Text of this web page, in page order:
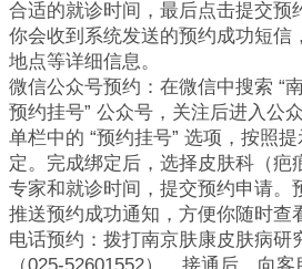
合适的就诊时间，最后点击提交预
你会收到系统发送的预约成功短信
地点等详细信息。
微信公众号预约：在微信中搜索 “
预约挂号” 公众号，关注后进入公
单栏中的 “预约挂号” 选项，按照
定。完成绑定后，选择皮肤科（疤
专家和就诊时间，提交预约申请。
推送预约成功通知，方便你随时查
电话预约：拨打南京肤康皮肤病研